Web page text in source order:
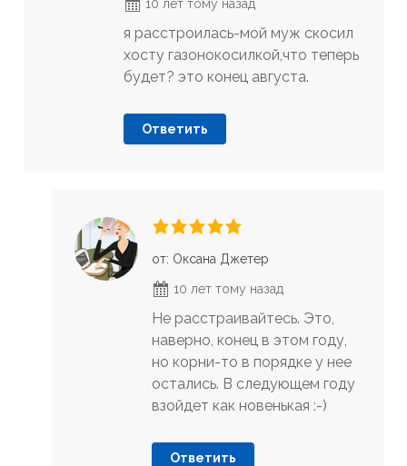
10 лет тому назад
я расстроилась-мой муж скосил
хосту газонокосилкой,что теперь
будет? это конец августа.
Ответить
от: Оксана Джетер
10 лет тому назад
Не расстраивайтесь. Это,
наверно, конец в этом году,
но корни-то в порядке у нее
остались. В следующем году
взойдет как новенькая :-)
Ответить